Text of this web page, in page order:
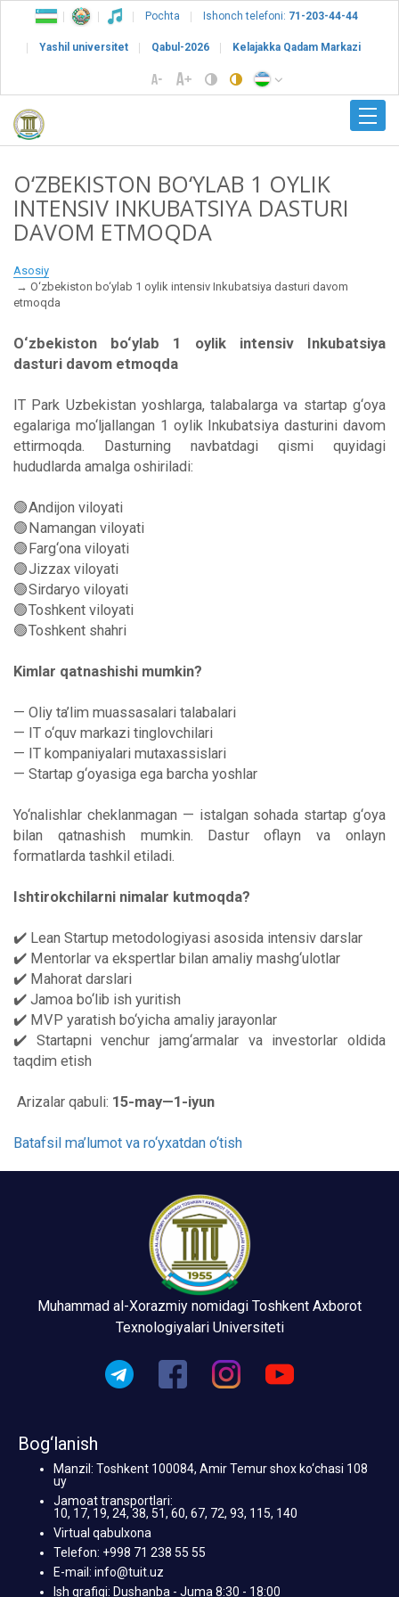
Pochta Ishonch telefoni: 71-203-44-44
Yashil universitet Qabul-2026 Kelajakka Qadam Markazi
O‘ZBEKISTON BO‘YLAB 1 OYLIK
INTENSIV INKUBATSIYA DASTURI
DAVOM ETMOQDA
Asosiy
O‘zbekiston bo‘ylab 1 oylik intensiv Inkubatsiya dasturi davom
etmoqda
O‘zbekiston bo‘ylab 1 oylik intensiv Inkubatsiya
dasturi davom etmoqda
IT Park Uzbekistan yoshlarga, talabalarga va startap g‘oya
egalariga mo‘ljallangan 1 oylik Inkubatsiya dasturini davom
ettirmoqda. Dasturning navbatdagi qismi quyidagi
hududlarda amalga oshiriladi:
🟢Andijon viloyati
🟢Namangan viloyati
🟢Farg‘ona viloyati
🟢Jizzax viloyati
🟢Sirdaryo viloyati
🟢Toshkent viloyati
🟢Toshkent shahri
Kimlar qatnashishi mumkin?
— Oliy ta’lim muassasalari talabalari
— IT o‘quv markazi tinglovchilari
— IT kompaniyalari mutaxassislari
— Startap g‘oyasiga ega barcha yoshlar
Yo‘nalishlar cheklanmagan — istalgan sohada startap g‘oya
bilan qatnashish mumkin. Dastur oflayn va onlayn
formatlarda tashkil etiladi.
Ishtirokchilarni nimalar kutmoqda?
✔️ Lean Startup metodologiyasi asosida intensiv darslar
✔️ Mentorlar va ekspertlar bilan amaliy mashg‘ulotlar
✔️ Mahorat darslari
✔️ Jamoa bo‘lib ish yuritish
✔️ MVP yaratish bo‘yicha amaliy jarayonlar
✔️ Startapni venchur jamg‘armalar va investorlar oldida
taqdim etish
Arizalar qabuli: 15-may—1-iyun
Batafsil ma’lumot va ro‘yxatdan o‘tish
Muhammad al-Xorazmiy nomidagi Toshkent Axborot
Texnologiyalari Universiteti
Bog‘lanish
Manzil: Toshkent 100084, Amir Temur shox ko‘chasi 108
uy
Jamoat transportlari:
10, 17, 19, 24, 38, 51, 60, 67, 72, 93, 115, 140
Virtual qabulxona
Telefon: +998 71 238 55 55
E-mail: info@tuit.uz
Ish grafigi: Dushanba - Juma 8:30 - 18:00